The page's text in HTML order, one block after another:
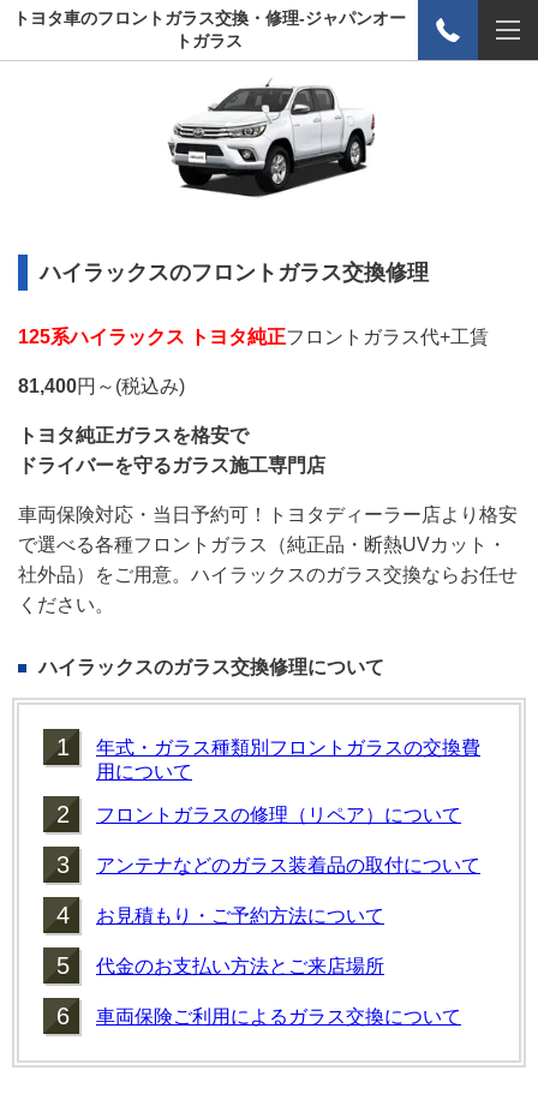
トヨタ車のフロントガラス交換・修理-ジャパンオー
トガラス
ハイラックスのフロントガラス交換修理
125系ハイラックス トヨタ純正フロントガラス代+工賃
81,400円～(税込み)
トヨタ純正ガラスを格安で
ドライバーを守るガラス施工専門店
車両保険対応・当日予約可！トヨタディーラー店より格安
で選べる各種フロントガラス（純正品・断熱UVカット・
社外品）をご用意。ハイラックスのガラス交換ならお任せ
ください。
ハイラックスのガラス交換修理について
1
年式・ガラス種類別フロントガラスの交換費
用について
2 フロントガラスの修理（リペア）について
3 アンテナなどのガラス装着品の取付について
4 お見積もり・ご予約方法について
5 代金のお支払い方法とご来店場所
6 車両保険ご利用によるガラス交換について